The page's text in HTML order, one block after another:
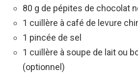
80 g de pépites de chocolat
1 cuillère à café de levure
1 pincée de sel
1 cuillère à soupe de lait ou
(optionnel)